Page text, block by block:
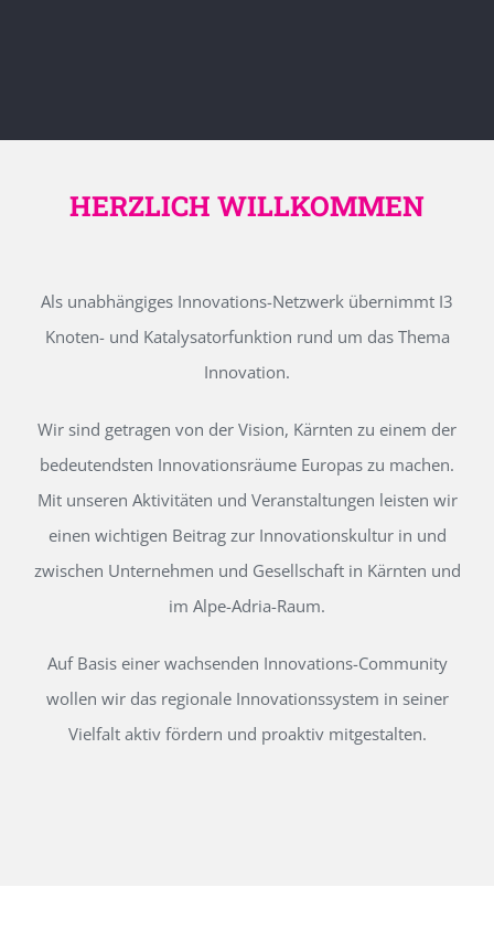
HERZLICH WILLKOMMEN
Als unabhängiges Innovations-Netzwerk übernimmt I3
Knoten- und Katalysatorfunktion rund um das Thema
Innovation.
Wir sind getragen von der Vision, Kärnten zu einem der
bedeutendsten Innovationsräume Europas zu machen.
Mit unseren Aktivitäten und Veranstaltungen leisten wir
einen wichtigen Beitrag zur Innovationskultur in und
zwischen Unternehmen und Gesellschaft in Kärnten und
im Alpe-Adria-Raum.
Auf Basis einer wachsenden Innovations-Community
wollen wir das regionale Innovationssystem in seiner
Vielfalt aktiv fördern und proaktiv mitgestalten.